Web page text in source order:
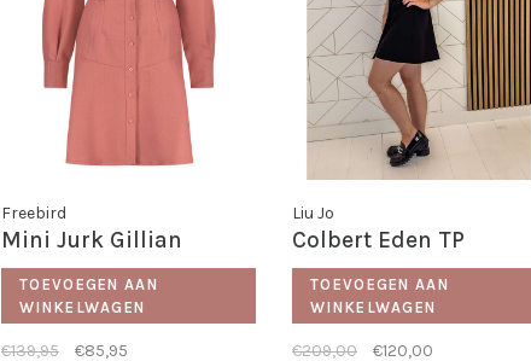
Freebird
Mini Jurk Gillian
TOEVOEGEN AAN
WINKELWAGEN
€139,95
€85,95
Liu Jo
Colbert Eden TP
TOEVOEGEN AAN
WINKELWAGEN
€209,00
€120,00